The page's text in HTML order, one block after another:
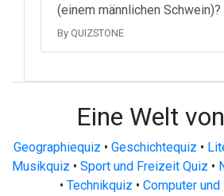
(einem männlichen Schwein)?
By QUIZSTONE
Eine Welt
Geographiequiz • Geschichtequiz •
Musikquiz • Sport und Freizeit Quiz •
• Technikquiz • Computer